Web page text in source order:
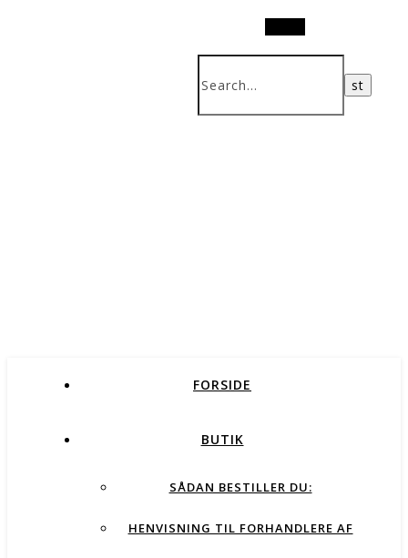
FORSIDE
BUTIK
SÅDAN BESTILLER DU:
HENVISNING TIL FORHANDLERE AF